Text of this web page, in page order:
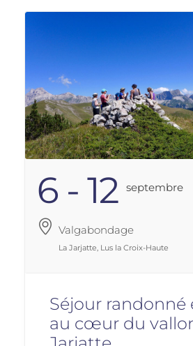
6 - 12 Septembre
Valgabondage
La Jarjatte, Lus la Croix-Haute
Séjour randonné
au cœur du